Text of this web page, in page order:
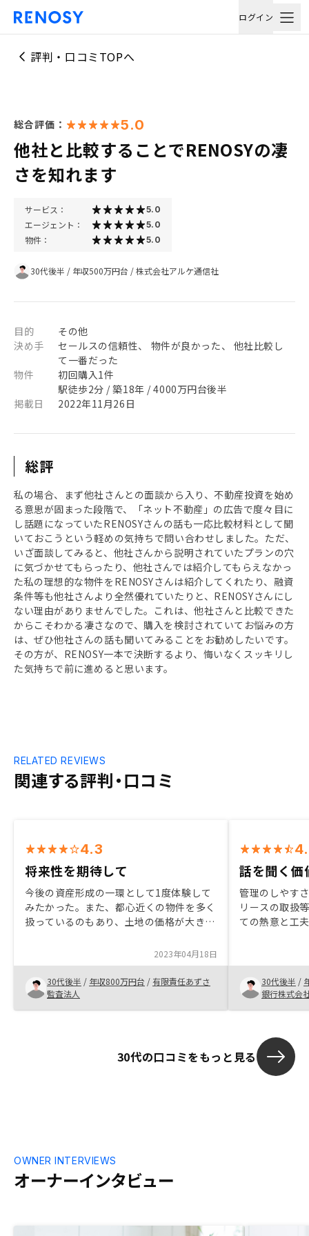
ログイン
評判・口コミTOPへ
総合評価： 5.0
他社と比較することでRENOSYの凄
さを知れます
サービス： 5.0
エージェント： 5.0
物件： 5.0
30代後半 / 年収500万円台 /株式会社アルケ通信社
目的
その他
決め手
セールスの信頼性、 物件が良かった、 他社比較し
て一番だった
物件
初回購入1件
駅徒歩2分 / 築18年 / 4000万円台後半
掲載日
2022年11月26日
総評
私の場合、まず他社さんとの面談から入り、不動産投資を始め
る意思が固まった段階で、「ネット不動産」の広告で度々目に
し話題になっていたRENOSYさんの話も一応比較材料として聞
いておこうという軽めの気持ちで問い合わせしました。ただ、
いざ面談してみると、他社さんから説明されていたプランの穴
に気づかせてもらったり、他社さんでは紹介してもらえなかっ
た私の理想的な物件をRENOSYさんは紹介してくれたり、融資
条件等も他社さんより全然優れていたりと、RENOSYさんにし
ない理由がありませんでした。これは、他社さんと比較できた
からこそわかる凄さなので、購入を検討されていてお悩みの方
は、ぜひ他社さんの話も聞いてみることをお勧めしたいです。
その方が、RENOSY一本で決断するより、悔いなくスッキリし
た気持ちで前に進めると思います。
関連する評判・口コミ
RELATED REVIEWS
4.3
将来性を期待して
今後の資産形成の一環として1度体験して
みたかった。また、都心近くの物件を多く
扱っているのもあり、土地の価格が大きく
めそうだと感じたので購入を決めた。後は
単純に東京というところに物件を買って見
たかった。アンケートの文字数はもう少し
少なくしてもらえると答えやすいと感じ
た。
2023年04月18日
30代後半 / 年収800万円台 / 有限責任あずさ
監査法人
話を聞く価
管理のしやす
リースの取扱
ての熱意と工
捨てるのでは
みるべき。各
いかがでしょ
る以上、仕入
どれくらいの
への信頼につ
30代後半 /
銀行株式会
30代の口コミをもっと見る
オーナーインタビュー
OWNER INTERVIEWS